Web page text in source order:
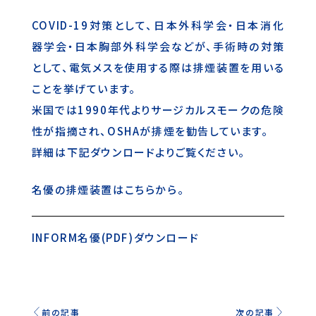
COVID-19対策として、日本外科学会・日本消化
器学会・日本胸部外科学会などが、手術時の対策
として、電気メスを使用する際は排煙装置を用いる
ことを挙げています。
米国では1990年代よりサージカルスモークの危険
性が指摘され、OSHAが排煙を勧告しています。
詳細は下記ダウンロードよりご覧ください。
名優の排煙装置はこちらから。
INFORM名優(PDF)ダウンロード
前の記事 次の記事